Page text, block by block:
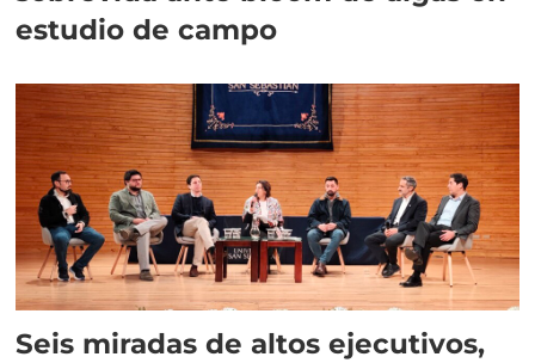
estudio de campo
Seis miradas de altos ejecutivos,